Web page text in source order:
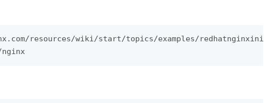
resources/wiki/start/topics/examples/